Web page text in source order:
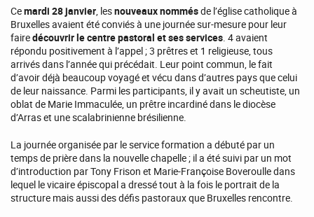
Cemardi 28 janvier, lesnouveaux nommésde l’église catholique à
Bruxelles avaient été conviés à une journée sur-mesure pour leur
fairedécouvrir le centre pastoral et ses services. 4 avaient
répondu positivement à l’appel ; 3 prêtres et 1 religieuse, tous
arrivés dans l’année qui précédait. Leur point commun, le fait
d’avoir déjà beaucoup voyagé et vécu dans d’autres pays que celui
de leur naissance. Parmi les participants, il y avait un scheutiste, un
oblat de Marie Immaculée, un prêtre incardiné dans le diocèse
d’Arras et une scalabrinienne brésilienne.
La journée organisée par le service formation a débuté par un
temps de prière dans la nouvelle chapelle ; il a été suivi par un mot
d’introduction par Tony Frison et Marie-Françoise Boveroulle dans
lequel le vicaire épiscopal a dressé tout à la fois le portrait de la
structure mais aussi des défis pastoraux que Bruxelles rencontre.